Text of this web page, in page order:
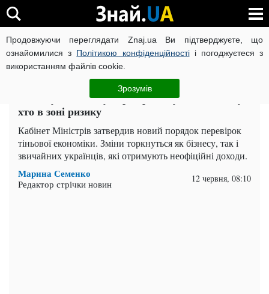
Продовжуючи переглядати Znaj.ua Ви підтверджуєте, що
ознайомилися з Політикою конфіденційностіі погоджуєтеся з
використанням файлів cookie.
Зрозумів
ВІЙНА РОСІЇ ПРОТИ УКРАЇНИ КОРОНАВІРУС В УКРАЇНІ
ЧИТАТЬ НА РУССКОМ
Тіньову економіку перевірятимуть по-новому:
хто в зоні ризику
Кабінет Міністрів затвердив новий порядок перевірок
тіньової економіки. Зміни торкнуться як бізнесу, так і
звичайних українців, які отримують неофіційні доходи.
Марина Семенко
Редактор стрічки новин 12 червня, 08:10